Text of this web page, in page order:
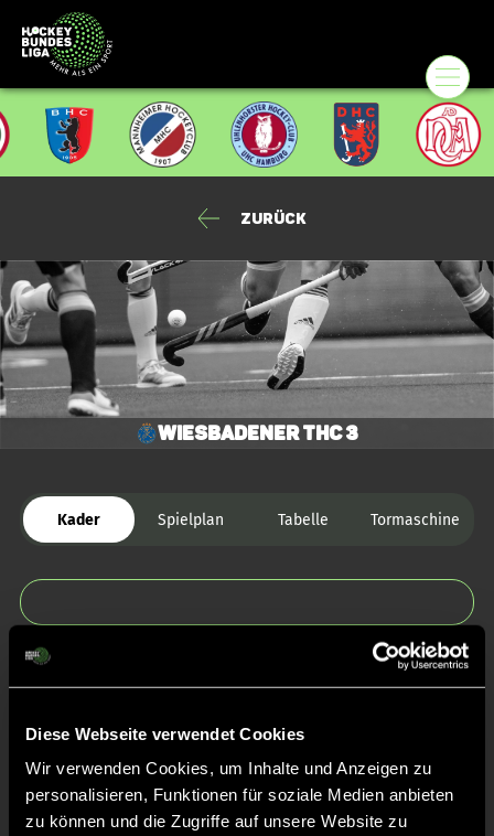
Diese Webseite verwendet Cookies
Wir verwenden Cookies, um Inhalte und Anzeigen zu
personalisieren, Funktionen für soziale Medien anbieten
zu können und die Zugriffe auf unsere Website zu
Zurück
Wiesbadener THC 3
Kader Spielplan Tabelle Tormaschine